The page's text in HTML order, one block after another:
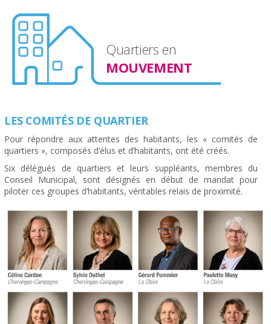
Quartiers en
MOUVEMENT
LES COMITÉS DE QUARTIER
Pour répondre aux attentes des habitants, les « comités de
quartiers », composés d’élus et d’habitants, ont été créés.
Six délégués de quartiers et leurs suppléants, membres du
Conseil Municipal, sont désignés en début de mandat pour
piloter ces groupes d’habitants, véritables relais de proximité.